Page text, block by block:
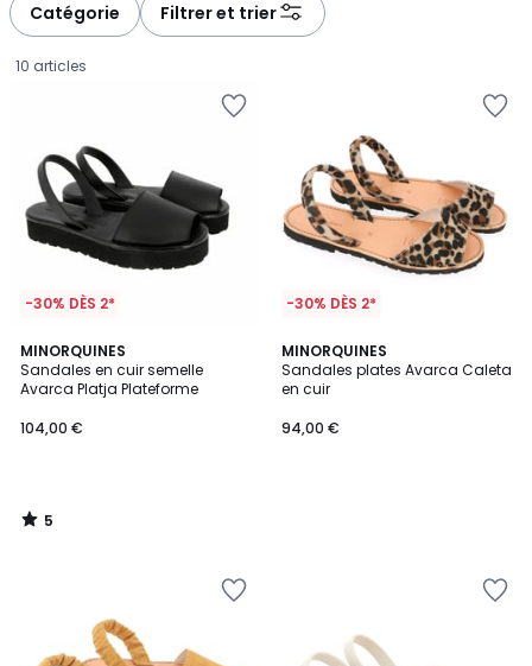
Catégorie Filtrer et trier
10 articles
-30% DÈS 2*
MINORQUINES
Sandales en cuir semelle
Avarca Platja Plateforme
€.
104,00 €
5
/
5
5
/
-30% DÈS 2*
MINORQUINES
Sandales plates Avarca Caleta
en cuir
94,00 €